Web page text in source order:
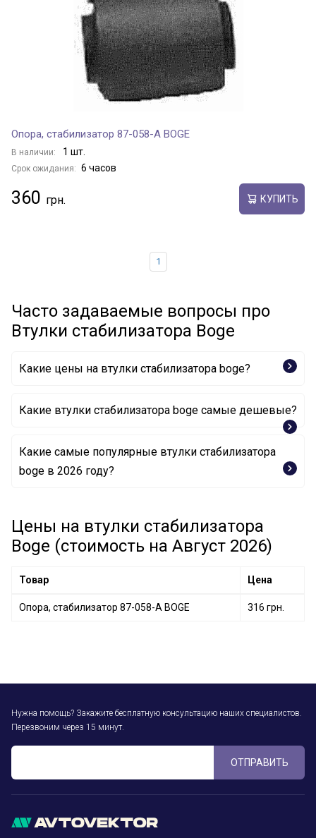
Опора, стабилизатор 87-058-A BOGE
В наличии: 1 шт.
Срок ожидания: 6 часов
360 КУПИТЬ
1
Часто задаваемые вопросы про
Втулки стабилизатора Boge
Какие цены на втулки стабилизатора boge?
Какие втулки стабилизатора boge самые дешевые?
Опора, стабилизатор 87-058-A BOGE
Какие самые популярные втулки стабилизатора
boge в 2026 году?
Цены на втулки стабилизатора
Boge (стоимость на Август 2026)
Товар Цена
Опора, стабилизатор 87-058-A BOGE 316 грн.
Нужна помощь? Закажите бесплатную консультацию наших специалистов.
Перезвоним через 15 минут.
ОТПРАВИТЬ